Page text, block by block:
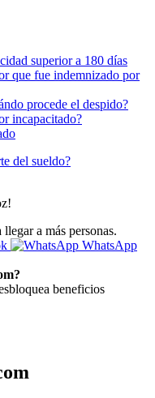
superior a 180 días
que fue indemnizado por
procede el despido?
incapacitado?
del sueldo?
a más personas.
WhatsApp
beneficios